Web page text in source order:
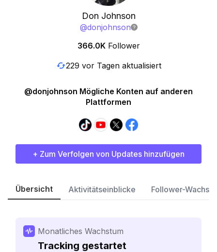
Don Johnson
@donjohnson
366.0K Follower
229 vor Tagen aktualisiert
@donjohnson Mögliche Konten auf anderen
Plattformen
+ Zum Verfolgen von Updates hinzufügen
Übersicht Aktivitätseinblicke Follower-
Monatliches Wachstum
Tracking gestartet